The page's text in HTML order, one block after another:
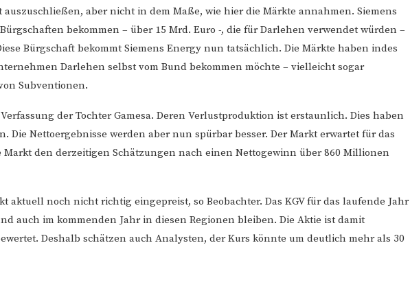
aber nicht in dem Maße, wie hier die Märkte annahmen. Siemens
bekommen – über 15 Mrd. Euro -, die für Darlehen verwendet würden –
Bürgschaft bekommt Siemens Energy nun tatsächlich. Die Märkte haben indes
Darlehen selbst vom Bund bekommen möchte – vielleicht sogar
Subventionen.
der Tochter Gamesa. Deren Verlustproduktion ist erstaunlich. Dies haben
Die Nettoergebnisse werden aber nun spürbar besser. Der Markt erwartet für das
den derzeitigen Schätzungen nach einen Nettogewinn über 860 Millionen
aktuell noch nicht richtig eingepreist, so Beobachter. Das KGV für das laufende Jahr
auch im kommenden Jahr in diesen Regionen bleiben. Die Aktie ist damit
Deshalb schätzen auch Analysten, der Kurs könnte um deutlich mehr als 30